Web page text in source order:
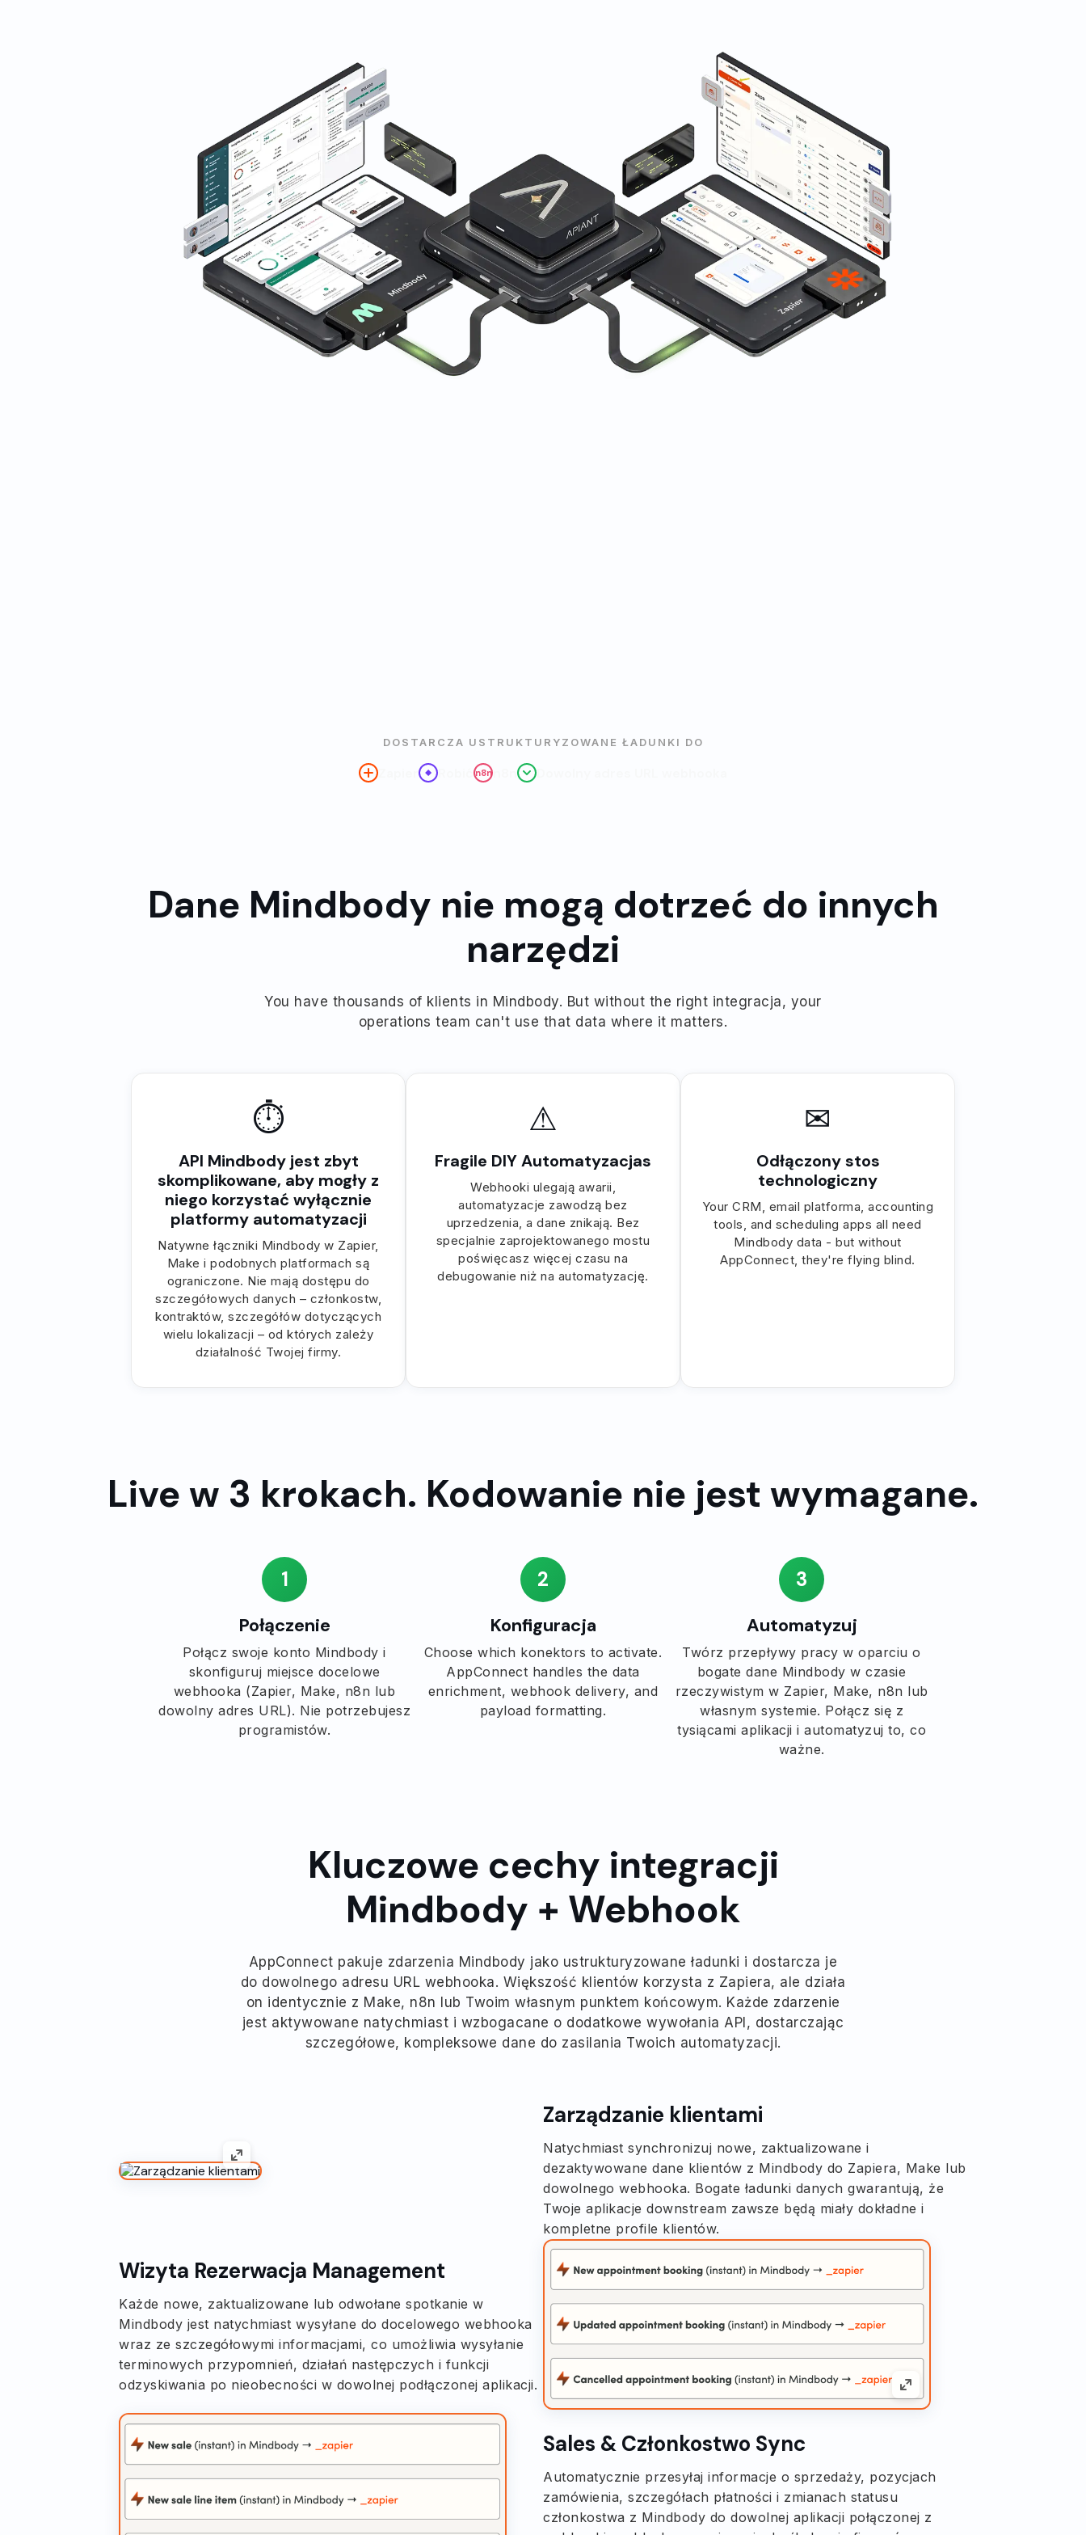
DOSTARCZA USTRUKTURYZOWANE ŁADUNKI DO
n8n
Dane Mindbody nie mogą dotrzeć do innych
narzędzi
You have thousands of klients in Mindbody. But without the right integracja, your
operations team can't use that data where it matters.
⏱
API Mindbody jest zbyt
skomplikowane, aby mogły z
niego korzystać wyłącznie
platformy automatyzacji
Natywne łączniki Mindbody w Zapier,
Make i podobnych platformach są
ograniczone. Nie mają dostępu do
szczegółowych danych – członkostw,
kontraktów, szczegółów dotyczących
wielu lokalizacji – od których zależy
działalność Twojej firmy.
⚠
Fragile DIY Automatyzacjas
Webhooki ulegają awarii,
automatyzacje zawodzą bez
uprzedzenia, a dane znikają. Bez
specjalnie zaprojektowanego mostu
poświęcasz więcej czasu na
debugowanie niż na automatyzację.
✉
Odłączony stos
technologiczny
Your CRM, email platforma, accounting
tools, and scheduling apps all need
Mindbody data - but without
AppConnect, they're flying blind.
Live w 3 krokach. Kodowanie nie jest wymagane.
1
Połączenie
Połącz swoje konto Mindbody i
skonfiguruj miejsce docelowe
webhooka (Zapier, Make, n8n lub
dowolny adres URL). Nie potrzebujesz
programistów.
2
Konfiguracja
Choose which konektors to activate.
AppConnect handles the data
enrichment, webhook delivery, and
payload formatting.
3
Automatyzuj
Twórz przepływy pracy w oparciu o
bogate dane Mindbody w czasie
rzeczywistym w Zapier, Make, n8n lub
własnym systemie. Połącz się z
tysiącami aplikacji i automatyzuj to, co
ważne.
Kluczowe cechy integracji
Mindbody + Webhook
AppConnect pakuje zdarzenia Mindbody jako ustrukturyzowane ładunki i dostarcza je
do dowolnego adresu URL webhooka. Większość klientów korzysta z Zapiera, ale działa
on identycznie z Make, n8n lub Twoim własnym punktem końcowym. Każde zdarzenie
jest aktywowane natychmiast i wzbogacane o dodatkowe wywołania API, dostarczając
szczegółowe, kompleksowe dane do zasilania Twoich automatyzacji.
Zarządzanie klientami
Natychmiast synchronizuj nowe, zaktualizowane i
dezaktywowane dane klientów z Mindbody do Zapiera, Make lub
dowolnego webhooka. Bogate ładunki danych gwarantują, że
Twoje aplikacje downstream zawsze będą miały dokładne i
kompletne profile klientów.
Wizyta Rezerwacja Management
Każde nowe, zaktualizowane lub odwołane spotkanie w
Mindbody jest natychmiast wysyłane do docelowego webhooka
wraz ze szczegółowymi informacjami, co umożliwia wysyłanie
terminowych przypomnień, działań następczych i funkcji
odzyskiwania po nieobecności w dowolnej podłączonej aplikacji.
Sales & Członkostwo Sync
Automatycznie przesyłaj informacje o sprzedaży, pozycjach
zamówienia, szczegółach płatności i zmianach statusu
członkostwa z Mindbody do dowolnej aplikacji połączonej z